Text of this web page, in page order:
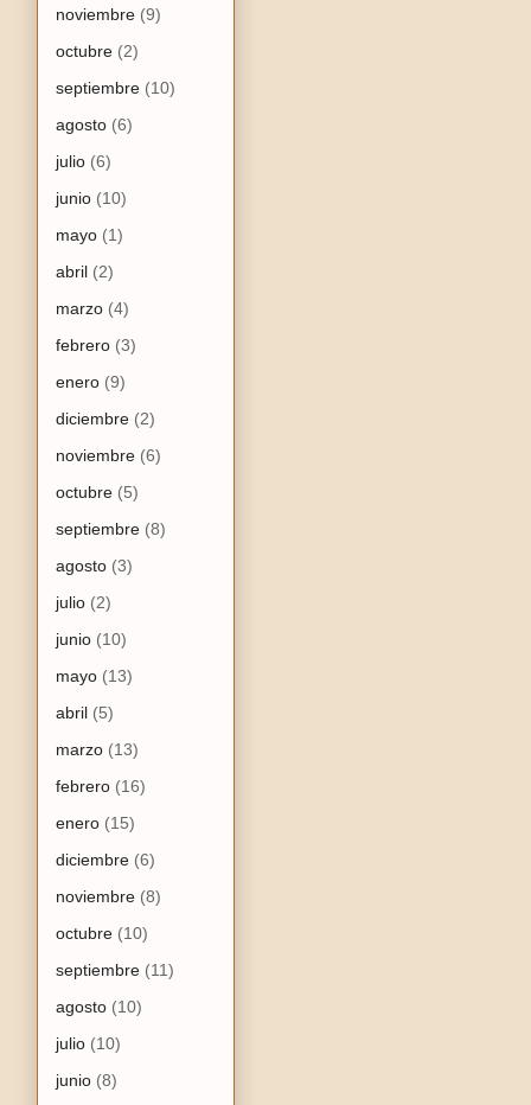
noviembre (9)
octubre (2)
septiembre (10)
agosto (6)
julio (6)
junio (10)
mayo (1)
abril (2)
marzo (4)
febrero (3)
enero (9)
diciembre (2)
noviembre (6)
octubre (5)
septiembre (8)
agosto (3)
julio (2)
junio (10)
mayo (13)
abril (5)
marzo (13)
febrero (16)
enero (15)
diciembre (6)
noviembre (8)
octubre (10)
septiembre (11)
agosto (10)
julio (10)
junio (8)